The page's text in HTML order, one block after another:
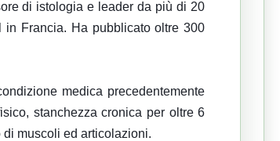
di istologia e leader da più di 20
in Francia. Ha pubblicato oltre 300
medica precedentemente
stanchezza cronica per oltre 6
muscoli ed articolazioni.